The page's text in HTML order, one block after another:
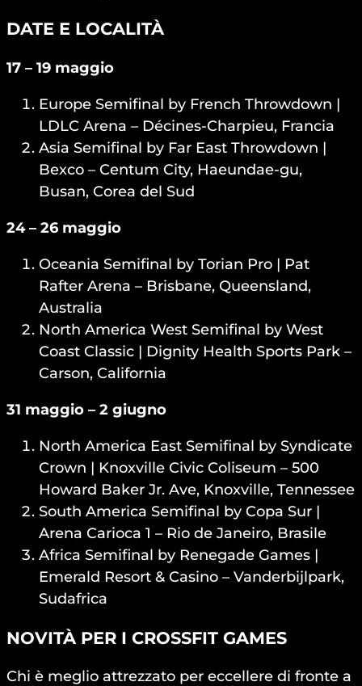
DATE E LOCALITÀ
17 – 19 maggio
Europe Semifinal by French Throwdown |
LDLC Arena – Décines-Charpieu, Francia
Asia Semifinal by Far East Throwdown |
Bexco – Centum City, Haeundae-gu,
Busan, Corea del Sud
24 – 26 maggio
Oceania Semifinal by Torian Pro | Pat
Rafter Arena – Brisbane, Queensland,
Australia
North America West Semifinal by West
Coast Classic | Dignity Health Sports Park –
Carson, California
31 maggio – 2 giugno
North America East Semifinal by Syndicate
Crown | Knoxville Civic Coliseum – 500
Howard Baker Jr. Ave, Knoxville, Tennessee
South America Semifinal by Copa Sur |
Arena Carioca 1 – Rio de Janeiro, Brasile
Africa Semifinal by Renegade Games |
Emerald Resort & Casino – Vanderbijlpark,
Sudafrica
NOVITÀ PER I CROSSFIT GAMES
Chi è meglio attrezzato per eccellere di fronte a